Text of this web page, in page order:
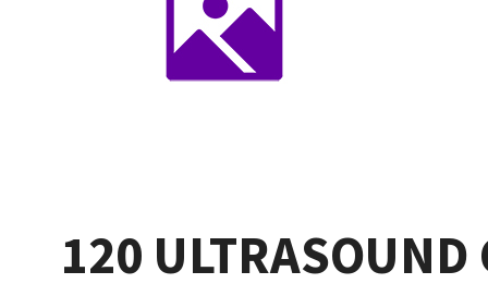
120 ULTRASOUND